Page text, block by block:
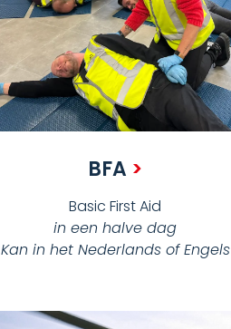
BFA >
Basic First Aid
in een halve dag
Kan in het Nederlands of Engels